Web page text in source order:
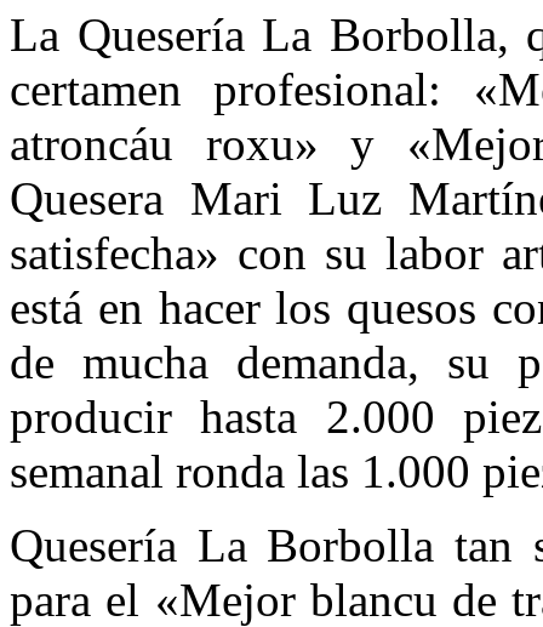
La Quesería La Borbolla,
certamen profesional:
atroncáu roxu» y
Quesera Mari Luz
satisfecha» con su labor
está en hacer los quesos
de mucha demanda, su
producir hasta 2.000
semanal ronda las 1.000
Quesería La Borbolla
para el «Mejor blancu de